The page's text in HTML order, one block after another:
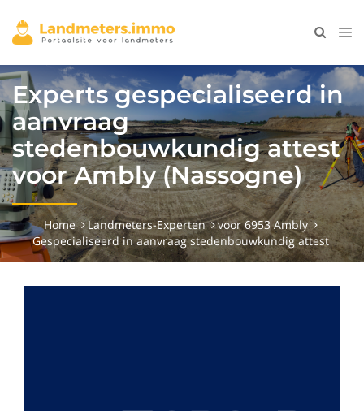
Experts gespecialiseerd in
aanvraag
stedenbouwkundig attest
voor Ambly (Nassogne)
Home Landmeters-Experten
voor 6953 Ambly
Gespecialiseerd in aanvraag stedenbouwkundig attest